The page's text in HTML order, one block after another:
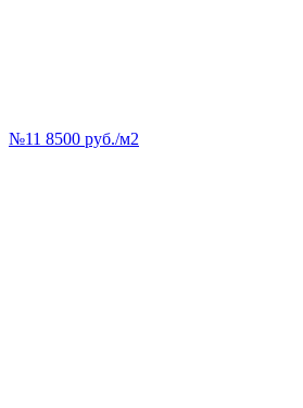
№11 8500 руб./м2